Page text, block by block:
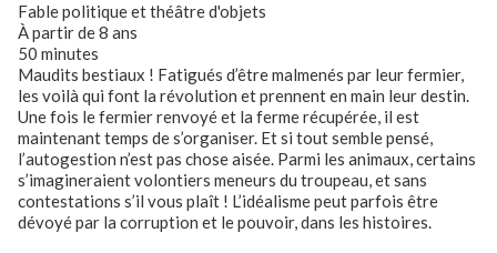
Fable politique et théâtre d'objets
À partir de 8 ans
50 minutes
Maudits bestiaux ! Fatigués d’être malmenés par leur fermier,
les voilà qui font la révolution et prennent en main leur destin.
Une fois le fermier renvoyé et la ferme récupérée, il est
maintenant temps de s’organiser. Et si tout semble pensé,
l’autogestion n’est pas chose aisée. Parmi les animaux, certains
s’imagineraient volontiers meneurs du troupeau, et sans
contestations s’il vous plaît ! L’idéalisme peut parfois être
dévoyé par la corruption et le pouvoir, dans les histoires.